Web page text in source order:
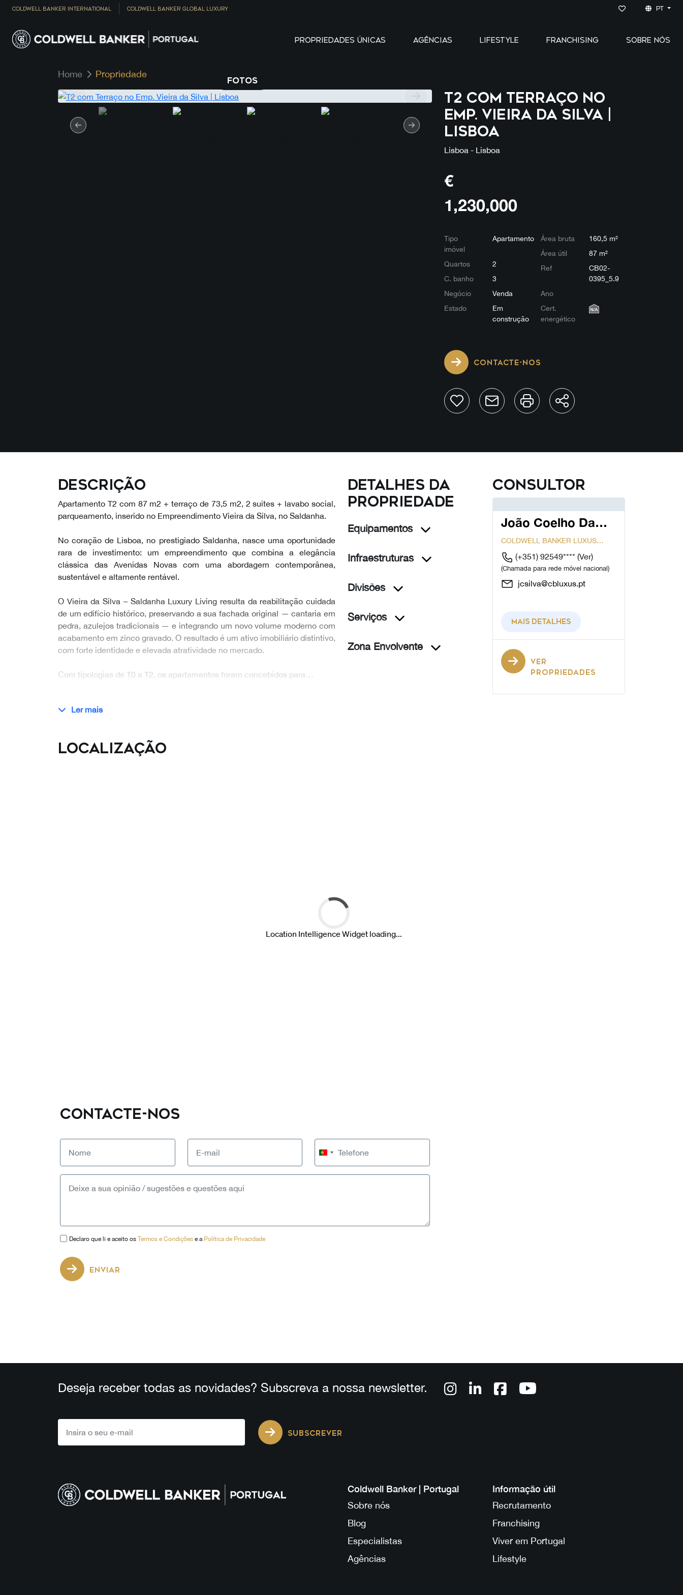
COLDWELL BANKER INTERNATIONAL COLDWELL BANKER GLOBAL LUXURY PT
PROPRIEDADES ÚNICAS AGÊNCIAS LIFESTYLE FRANCHISING SOBRE NÓS
Home Propriedade
FOTOS
T2 com Terraço no
Emp. Vieira da Silva |
Lisboa
Lisboa - Lisboa
€
1,230,000
Tipo
imóvel
Apartamento
Quartos
2
C. banho
3
Negócio
Venda
Estado
Em
construção
Área bruta
160,5 m²
Área útil
87 m²
Ref
CB02-
0395_5.9
Ano
Cert.
energético
CONTACTE-NOS
Descrição
Apartamento T2 com 87 m2 + terraço de 73,5 m2, 2 suites + lavabo social,
parqueamento, inserido no Empreendimento Vieira da Silva, no Saldanha.
No coração de Lisboa, no prestigiado Saldanha, nasce uma oportunidade
rara de investimento: um empreendimento que combina a elegância
clássica das Avenidas Novas com uma abordagem contemporânea,
sustentável e altamente rentável.
O Vieira da Silva – Saldanha Luxury Living resulta da reabilitação cuidada
de um edifício histórico, preservando a sua fachada original — cantaria em
pedra, azulejos tradicionais — e integrando um novo volume moderno com
acabamento em zinco gravado. O resultado é um ativo imobiliário distintivo,
com forte identidade e elevada atratividade no mercado.
Com tipologias de T0 a T2, os apartamentos foram concebidos para…
Ler mais
Detalhes da
propriedade
Equipamentos
Infraestruturas
Divisões
Serviços
Zona Envolvente
Consultor
João Coelho Da
Silva
COLDWELL BANKER LUXUS
LISBOA
(+351) 92549**** (Ver)
(Chamada para rede móvel nacional)
jcsilva@cbluxus.pt
Mais detalhes
VER
PROPRIEDADES
Localização
CONTACTE-NOS
Portugal
+351
Declaro que li e aceito os Termos e Condições e a Política de Privacidade
ENVIAR
Deseja receber todas as novidades? Subscreva a nossa newsletter.
SUBSCREVER
Coldwell Banker | Portugal
Sobre nós
Blog
Especialistas
Agências
Informação útil
Recrutamento
Franchising
Viver em Portugal
Lifestyle